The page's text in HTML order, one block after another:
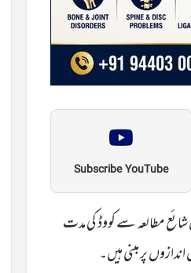
Subscribe YouTube
مطالعہ سے کووڈ کی مدت